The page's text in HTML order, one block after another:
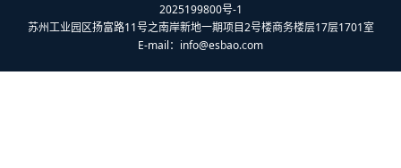
2025199800号-1
苏州工业园区扬富路11号之南岸新地一期项目2号楼商务楼层17层1701室
E-mail： info@esbao.com